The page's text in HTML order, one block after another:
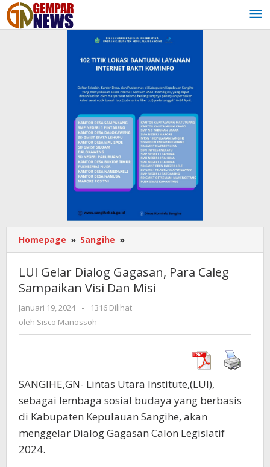
Lewati
ke
konten
Homepage » Sangihe »
Gelar
Gagasan,
Para
Caleg
LUI Gelar Dialog Gagasan, Para Caleg
Sampaikan Visi Dan Misi
Januari 19, 2024
oleh
Sisco
-
1316 Dilihat
oleh Sisco Manossoh
SANGIHE,GN- Lintas Utara Institute,(LUI),
sebagai lembaga sosial budaya yang berbasis
di Kabupaten Kepulauan Sangihe, akan
menggelar Dialog Gagasan Calon Legislatif
2024.